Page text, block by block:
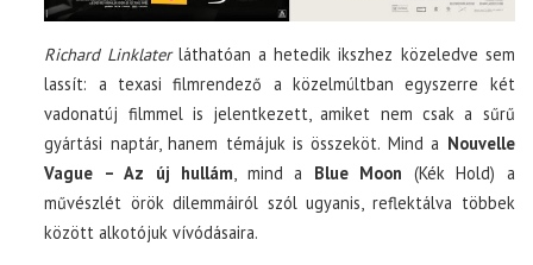
Richard Linklaterláthatóan a hetedik ikszhez közeledve sem
lassít: a texasi filmrendező a közelmúltban egyszerre két
vadonatúj filmmel is jelentkezett, amiket nem csak a sűrű
gyártási naptár, hanem témájuk is összeköt. Mind a Nouvelle
Vague – Az új hullám, mind a Blue Moon (Kék Hold) a
művészlét örök dilemmáiról szól ugyanis, reflektálva többek
között alkotójuk vívódásaira.